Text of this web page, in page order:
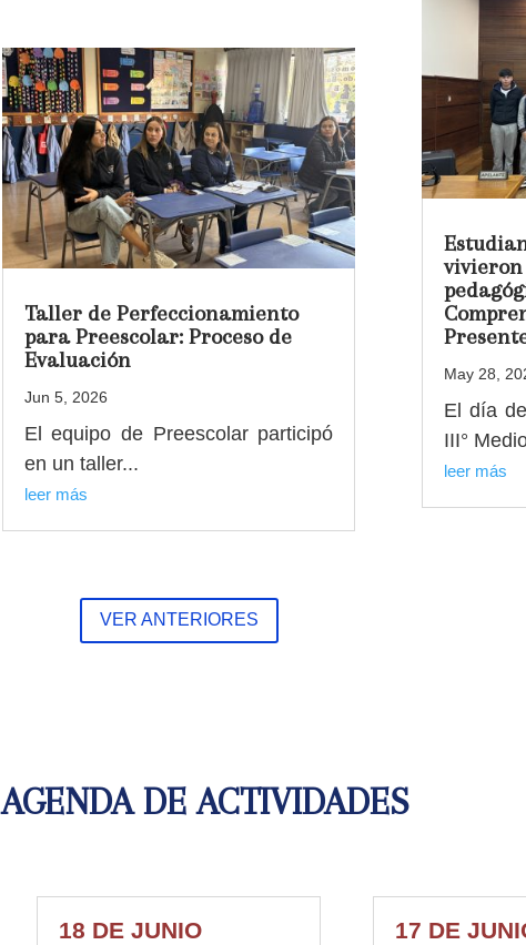
Taller de Perfeccionamiento
para Preescolar: Proceso de
Evaluación
Jun 5, 2026
El equipo de Preescolar participó
en un taller...
leer más
May 28,
El día
III°
leer más
VER ANTERIORES
AGENDA DE ACTIVIDADES
18 DE JUNIO 17 DE